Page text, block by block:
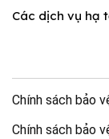
Các dịch vụ hạ
Chính sách bảo
Chính sách bảo